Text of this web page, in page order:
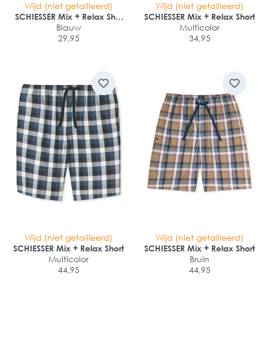
Wijd (niet getailleerd)
SCHIESSER Mix + Relax Shirt
1/2 arm
Blauw
29,95
Wijd (niet getailleerd)
SCHIESSER Mix + Relax Short
Multicolor
34,95
Wijd (niet getailleerd)
SCHIESSER Mix + Relax Short
Multicolor
44,95
Wijd (niet getailleerd)
SCHIESSER Mix + Relax Short
Bruin
44,95